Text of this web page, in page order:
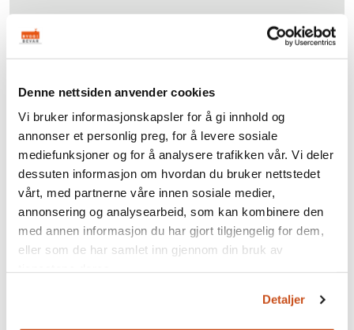
Denne nettsiden anvender cookies
Vi bruker informasjonskapsler for å gi innhold og
annonser et personlig preg, for å levere sosiale
mediefunksjoner og for å analysere trafikken vår. Vi deler
dessuten informasjon om hvordan du bruker nettstedet
vårt, med partnerne våre innen sosiale medier,
annonsering og analysearbeid, som kan kombinere den
med annen informasjon du har gjort tilgjengelig for dem,
eller som de har samlet inn gjennom din bruk av
Detaljer
Du må godta cookies for funksjonalitet,
Klikk her for oppdatere ditt samtykke